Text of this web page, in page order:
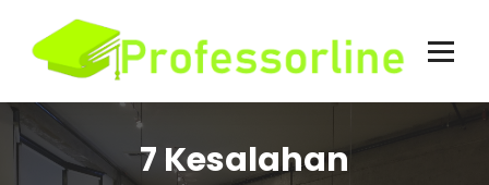
content
7 Kesalahan